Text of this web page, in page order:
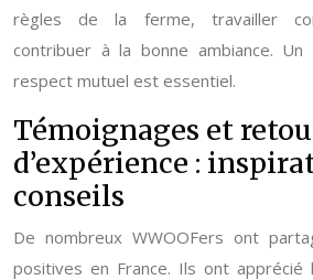
règles de la ferme, travailler
contribuer à la bonne ambiance.
respect mutuel est essentiel.
Témoignages et
d’expérience :
conseils
De nombreux WWOOFers ont
positives en France. Ils ont apprécié